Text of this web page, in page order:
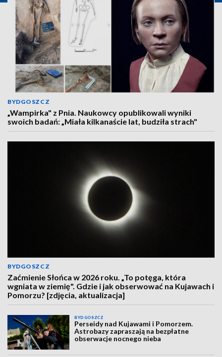
BYDGOSZCZ
„Wampirka" z Pnia. Naukowcy opublikowali wyniki
swoich badań: „Miała kilkanaście lat, budziła strach"
BYDGOSZCZ
Zaćmienie Słońca w 2026 roku. „To potęga, która
wgniata w ziemię". Gdzie i jak obserwować na Kujawach i
Pomorzu? [zdjęcia, aktualizacja]
BYDGOSZCZ
Perseidy nad Kujawami i Pomorzem.
Astrobazy zapraszają na bezpłatne
obserwacje nocnego nieba